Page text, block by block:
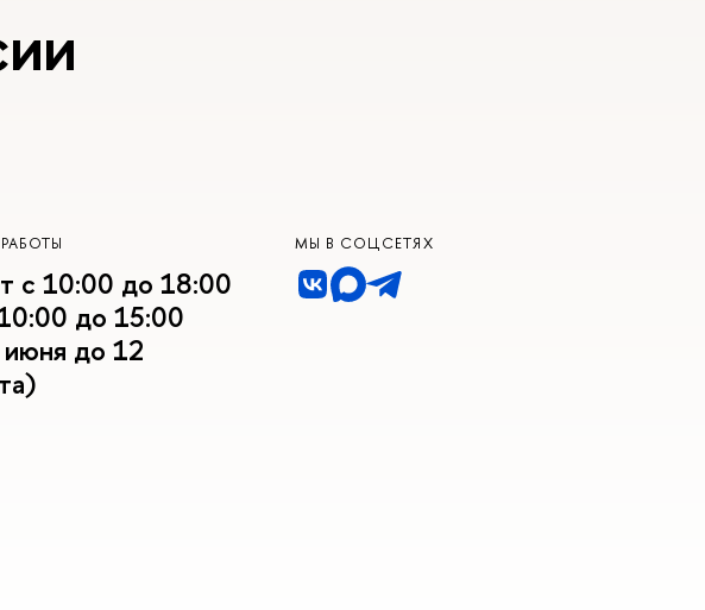
с 10:00 до 18:00
до 15:00
до 12
МЫ В СОЦСЕТЯХ